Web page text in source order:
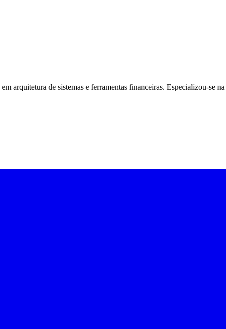
em arquitetura de sistemas e ferramentas financeiras. Especializou-se